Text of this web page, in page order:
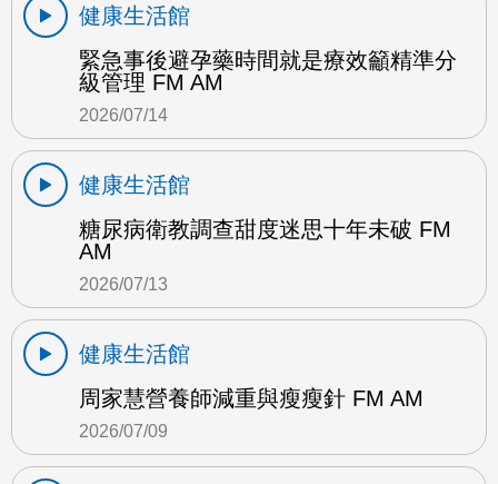
健康生活館
緊急事後避孕藥時間就是療效籲精準分
級管理 FM AM
2026/07/14
健康生活館
糖尿病衛教調查甜度迷思十年未破 FM
AM
2026/07/13
健康生活館
周家慧營養師減重與瘦瘦針 FM AM
2026/07/09